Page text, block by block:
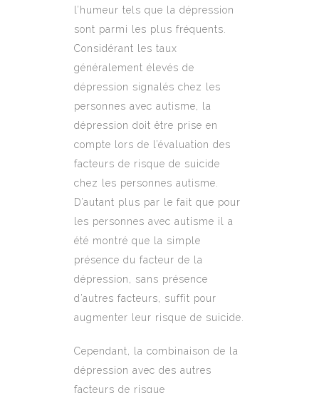
l’humeur tels que la dépression
sont parmi les plus fréquents.
Considérant les taux
généralement élevés de
dépression signalés chez les
personnes avec autisme, la
dépression doit être prise en
compte lors de l’évaluation des
facteurs de risque de suicide
chez les personnes autisme.
D’autant plus par le fait que pour
les personnes avec autisme il a
été montré que la simple
présence du facteur de la
dépression, sans présence
d’autres facteurs, suffit pour
augmenter leur risque de suicide.
Cependant, la combinaison de la
dépression avec des autres
facteurs de risque